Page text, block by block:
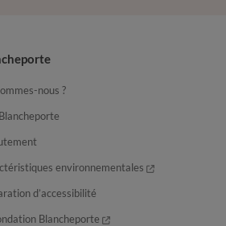
nous ?
environnementales
d’accessibilité
Blancheporte